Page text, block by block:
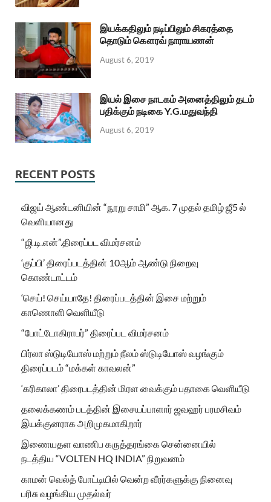
இயக்கதிலும் நடிப்பிலும் சிகரத்தை
தொடும் கௌரவ் நாராயணன்
August 6, 2019
இயல் இசை நாடகம் அனைத்திலும் தடம்
பதிக்கும் நடிகை Y.G.மதுவந்தி
August 6, 2019
RECENT POSTS
விஜய் ஆண்டனியின் “நூறு சாமி” ஆக. 7 முதல் தமிழ் ஜீ5 ல்
வெளியானது
“ஜி.டி.என்”.திரைப்பட விமர்சனம்
‘குப்பி’ திரைப்படத்தின் 10ஆம் ஆண்டு நிறைவு
கொண்டாட்டம்
‘செய்! செய்யாதே! திரைப்படத்தின் இசை மற்றும்
காணொளி வெளியீடு
“போட்டோகிராபர்” திரைப்பட விமர்சனம்
பிர்லா ஸ்டுடியோஸ் மற்றும் நீலம் ஸ்டுடியோஸ் வழங்கும்
திரைப்படம் “மக்கள் காவலன்”
‘கரிகாலா’ திரைபடத்தின் மிரள வைக்கும் பதாகை வெளியீடு
தலைக்கணம் படத்தின் இசையப்பாளார் ஜவஹர் பரமசிவம்
இயக்குனராக அறிமுகமாகிறார்
இணையதள வாணிப கருத்தரங்கை சென்னையில்
நடத்திய “VOLTEN HQ INDIA” நிறுவனம்
காமன் வெல்த் போட்டியில் வென்ற வீரர்களுக்கு நினைவு
பரிசு வழங்கிய முதல்வர்